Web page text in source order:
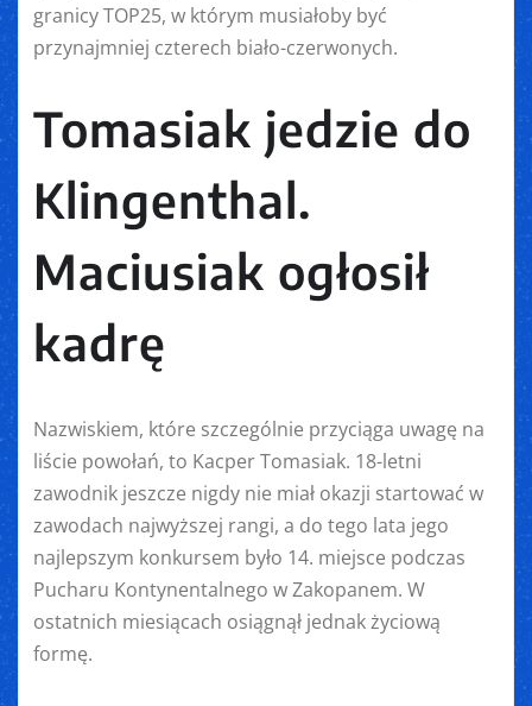
granicy TOP25, w którym musiałoby być
przynajmniej czterech biało-czerwonych.
Tomasiak jedzie do
Klingenthal.
Maciusiak ogłosił
kadrę
Nazwiskiem, które szczególnie przyciąga uwagę na
liście powołań, to Kacper Tomasiak. 18-letni
zawodnik jeszcze nigdy nie miał okazji startować w
zawodach najwyższej rangi, a do tego lata jego
najlepszym konkursem było 14. miejsce podczas
Pucharu Kontynentalnego w Zakopanem. W
ostatnich miesiącach osiągnął jednak życiową
formę.